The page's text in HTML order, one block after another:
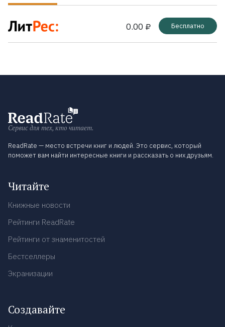
0.00 ₽ Бесплатно
Сервис для тех, кто читает.
ReadRate — место встречи книг и людей. Это сервис, который
поможет вам найти интересные книги и рассказать о них друзьям.
Читайте
Книжные новости
Рейтинги ReadRate
Рейтинги от знаменитостей
Бестселлеры
Экранизации
Создавайте